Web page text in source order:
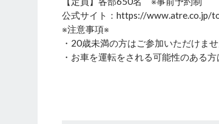
公式サイト：https://www.atre.co.jp/
※注意事項※
・20歳未満の方はご参加いただけませ
・お車を運転をされる可能性のある